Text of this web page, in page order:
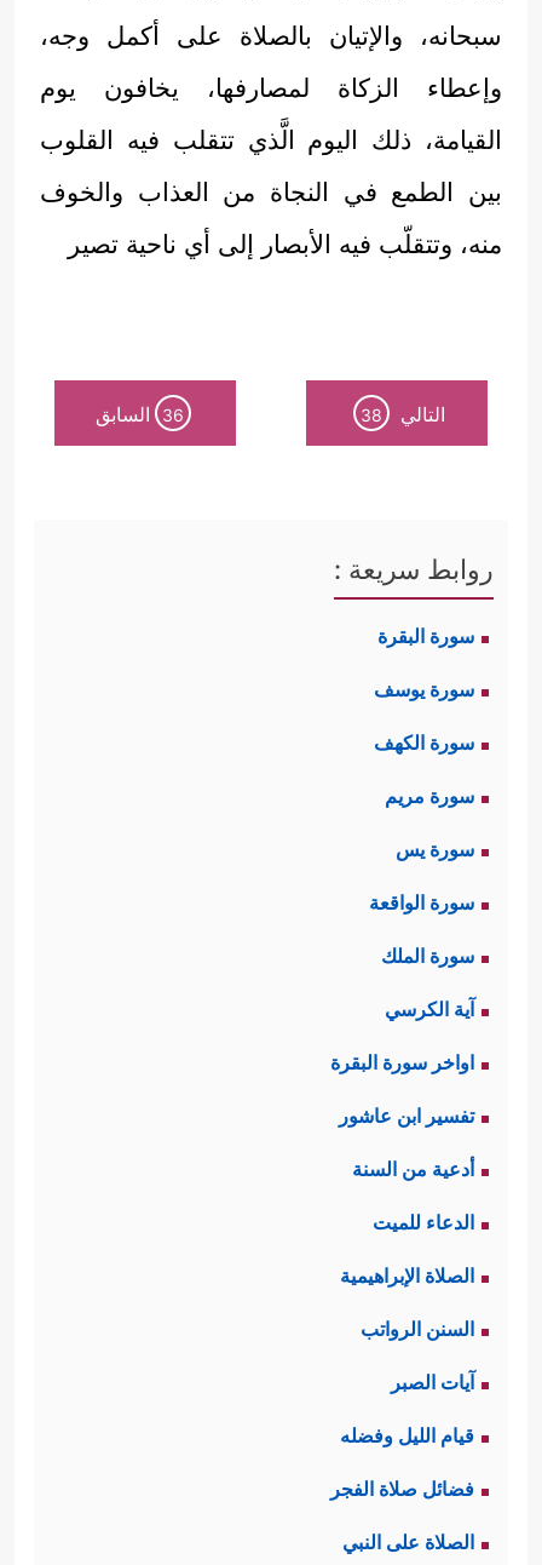
سبحانه، والإتيان بالصلاة على أكمل وجه،
وإعطاء الزكاة لمصارفها، يخافون يوم
القيامة، ذلك اليوم الَّذي تتقلب فيه القلوب
بين الطمع في النجاة من العذاب والخوف
منه، وتتقلّب فيه الأبصار إلى أي ناحية تصير
التالي 38
36 السابق
روابط سريعة :
سورة البقرة
سورة يوسف
سورة الكهف
سورة مريم
سورة يس
سورة الواقعة
سورة الملك
آية الكرسي
اواخر سورة البقرة
تفسير ابن عاشور
أدعية من السنة
الدعاء للميت
الصلاة الإبراهيمية
السنن الرواتب
آيات الصبر
قيام الليل وفضله
فضائل صلاة الفجر
الصلاة على النبي